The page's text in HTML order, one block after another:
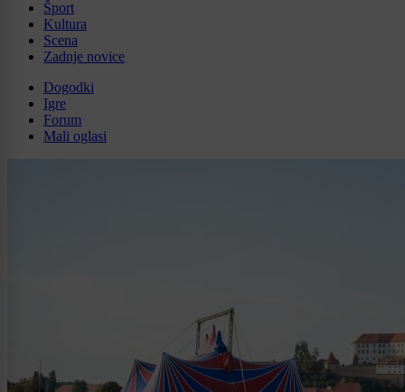
Šport
Kultura
Scena
Zadnje novice
Dogodki
Igre
Forum
Mali oglasi